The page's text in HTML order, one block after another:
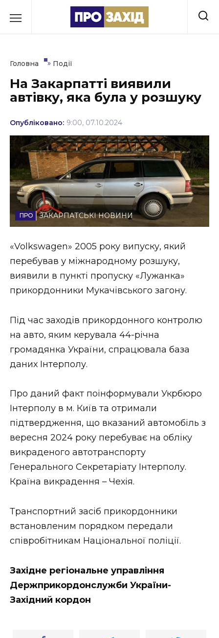
до
Культура
Освіта
Події
Політика
Соціум
Спорт
Стиль життя
Втрачений Ужгород
Втрачений Ужгород (відеоверсія)
ЗАКАРПАТСЬКІ НОВИНИ
НОВИНИ ЗАХІДНОЇ УКРАЇНИ
ВІДЕО
Головна » Події
На Закарпатті виявили
автівку, яка була у розшуку
Опубліковано: 9:00, 07.10.2024
ЗАКАРПАТСЬКІ НОВИНИ
«Volkswagen» 2005 року випуску, який
перебував у міжнародному розшуку,
виявили в пункті пропуску «Лужанка»
прикордонники Мукачівського загону.
Під час заходів прикордонного контролю
на авто, яким керувала 44-річна
громадянка України, спрацювала база
даних Інтерполу.
Про даний факт поінформували Укрбюро
Інтерполу в м. Київ та отримали
підтвердження, що вказаний автомобіль з
вересня 2024 року перебуває на обліку
викраденого автотранспорту
Генерального Секретаріату Інтерполу.
Країна викрадення – Чехія.
Транспортний засіб прикордонники
встановленим порядком передали
співробітникам Національної поліції.
Західне регіональне управління
Держприкордонслужби України-
Західний кордон